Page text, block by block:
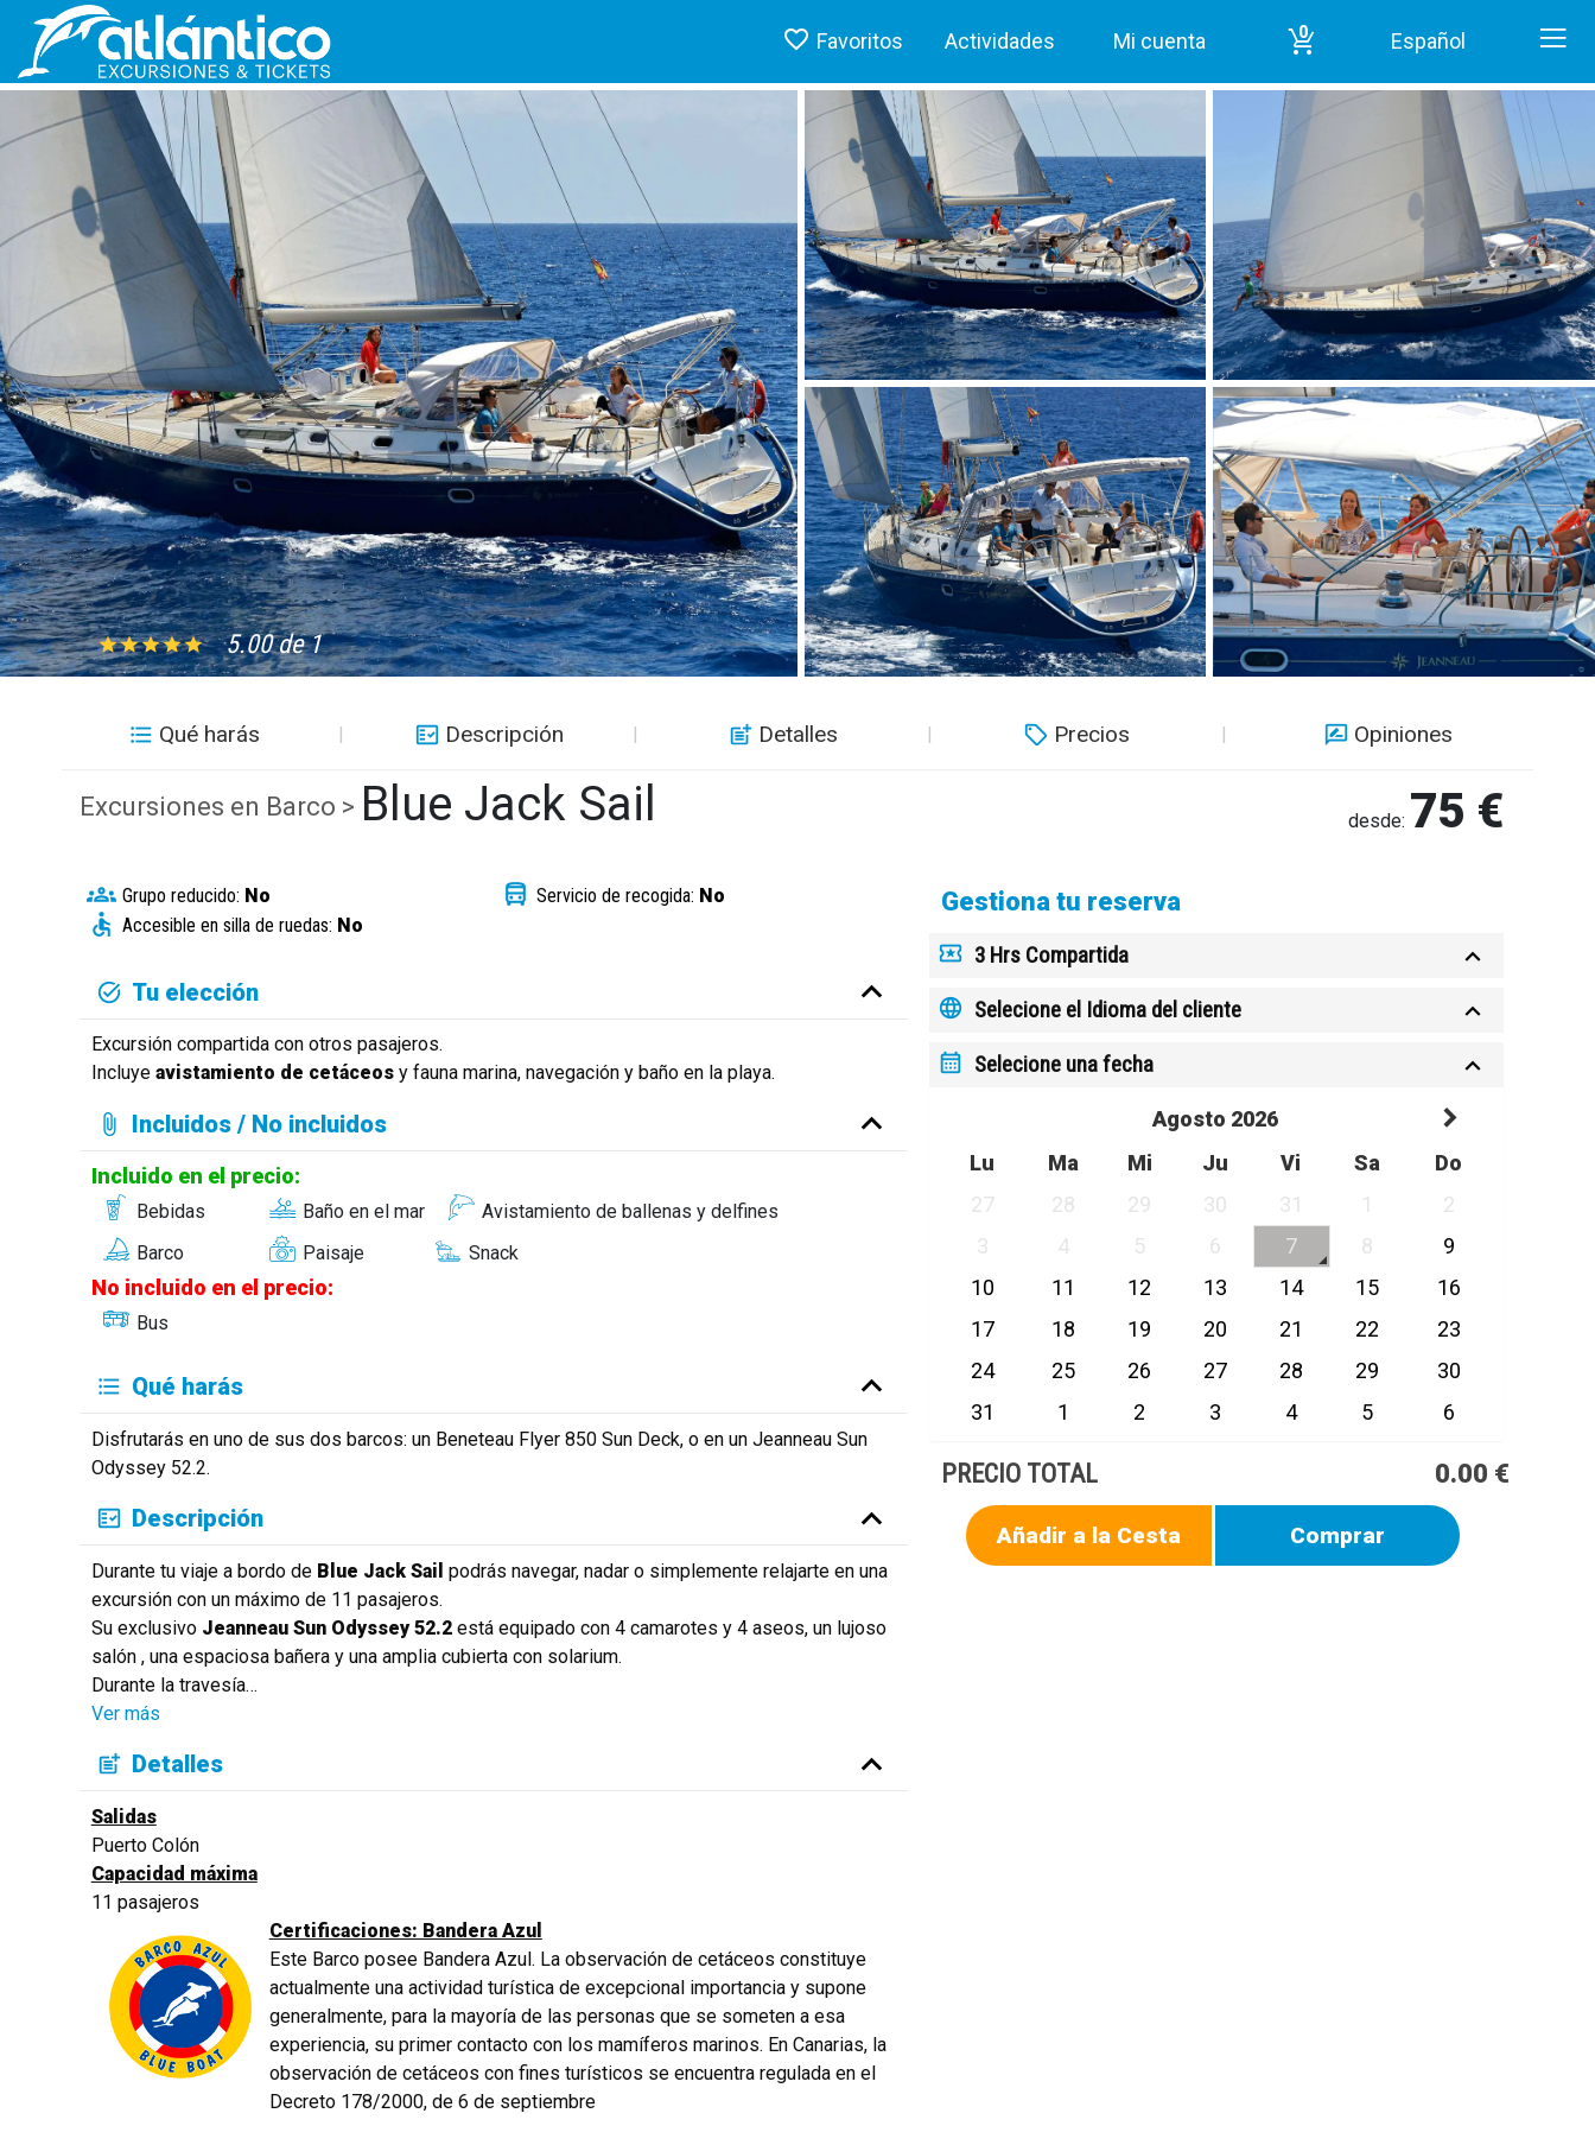
Favoritos Actividades Mi cuenta 0 Español
5.00 de 1
Qué harás Descripción Detalles Precios Opiniones
Excursiones en Barco > Blue Jack Sail desde: 75 €
Grupo reducido: No Servicio de recogida: No
Accesible en silla de ruedas: No
Tu elección
Excursión compartida con otros pasajeros.
Incluye avistamiento de cetáceosy fauna marina, navegación y baño en la playa.
Incluidos / No incluidos
Incluido en el precio:
Bebidas Baño en el mar
Avistamiento de ballenas y delfines
Barco
Paisaje Snack
No incluido en el precio:
Bus
Qué harás
Disfrutarás en uno de sus dos barcos: un Beneteau Flyer 850 Sun Deck, o en un Jeanneau Sun
Odyssey 52.2.
Descripción
Durante tu viaje a bordo de Blue Jack Sail podrás navegar, nadar o simplemente relajarte en una
excursión con un máximo de 11 pasajeros.
Su exclusivo Jeanneau Sun Odyssey 52.2 está equipado con 4 camarotes y 4 aseos, un lujoso
salón , una espaciosa bañera y una amplia cubierta con solarium.
Durante la travesía…
Ver más
Detalles
Salidas
Puerto Colón
Capacidad máxima
11 pasajeros
Certificaciones: Bandera Azul
Este Barco posee Bandera Azul. La observación de cetáceos constituye
actualmente una actividad turística de excepcional importancia y supone
generalmente, para la mayoría de las personas que se someten a esa
experiencia, su primer contacto con los mamíferos marinos. En Canarias, la
observación de cetáceos con fines turísticos se encuentra regulada en el
Decreto 178/2000, de 6 de septiembre
Gestiona tu reserva
3 Hrs Compartida
Selecione el Idioma del cliente
Selecione una fecha
Agosto 2026
Lu
Ma Mi Ju Vi Sa
Do
27
28 29 30 31 1
2
3
4 5 6 7 8
9
10
11 12 13 14 15
16
17
18 19 20 21 22
23
24
25 26 27 28 29
30
31
1 2 3 4 5 6
PRECIO TOTAL 0.00 €
Añadir a la Cesta Comprar